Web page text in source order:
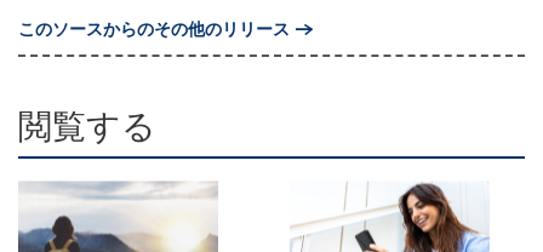
このソースからのその他のリリース
閲覧する